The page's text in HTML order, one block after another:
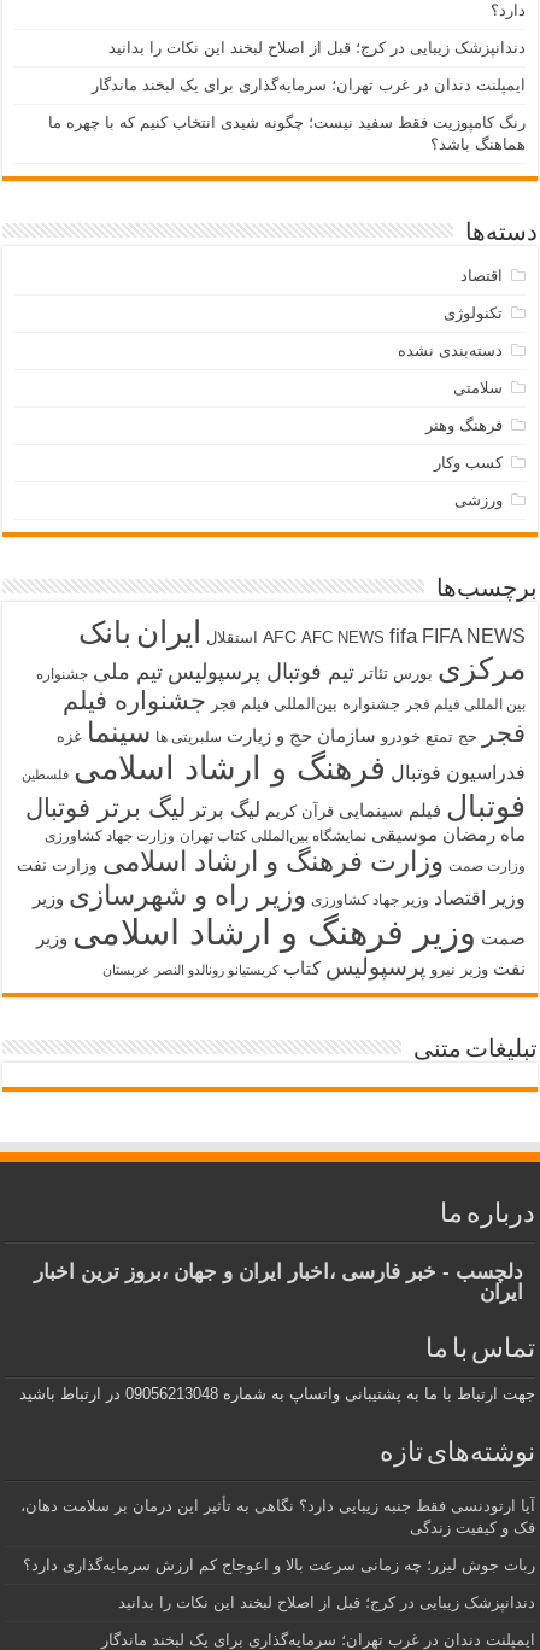
دارد؟
دندانپزشک زیبایی در کرج؛ قبل از اصلاح لبخند این نکات را بدانید
ایمپلنت دندان در غرب تهران؛ سرمایه‌گذاری برای یک لبخند ماندگار
رنگ کامپوزیت فقط سفید نیست؛ چگونه شیدی انتخاب کنیم که با چهره ما
هماهنگ باشد؟
دسته‌ها
اقتصاد
تکنولوژی
دسته‌بندی نشده
سلامتی
فرهنگ وهنر
کسب وکار
ورزشی
برچسب‌ها
AFC AFC NEWS fifa FIFA NEWS استقلال ایران بانک
مرکزی بورس تئاتر تیم فوتبال پرسپولیس تیم ملی جشنواره
بین المللی فیلم فجر جشنواره بین‌المللی فیلم فجر جشنواره فیلم
فجر
حج تمتع خودرو سازمان حج و زیارت سلبریتی ها سینما غزه
فدراسیون فوتبال فرهنگ و ارشاد اسلامی فلسطین
فوتبال فیلم سینمایی قرآن کریم لیگ برتر لیگ برتر فوتبال
ماه رمضان موسیقی نمایشگاه بین‌المللی کتاب تهران وزارت جهاد کشاورزی
وزارت صمت وزارت فرهنگ و ارشاد اسلامی وزارت نفت
وزیر اقتصاد وزیر جهاد کشاورزی وزیر راه و شهرسازی وزیر
صمت وزیر فرهنگ و ارشاد اسلامی وزیر
نفت وزیر نیرو پرسپولیس کتاب کریستیانو رونالدو النصر عربستان
تبلیغات متنی
درباره ما
دلچسب - خبر فارسی ،اخبار ایران و جهان ،بروز ترین اخبار
ایران
تماس با ما
جهت ارتباط با ما به پشتیبانی واتساپ به شماره 09056213048 در ارتباط باشید
نوشته‌های تازه
آیا ارتودنسی فقط جنبه زیبایی دارد؟ نگاهی به تأثیر این درمان بر سلامت دهان،
فک و کیفیت زندگی
ربات جوش لیزر؛ چه زمانی سرعت بالا و اعوجاج کم ارزش سرمایه‌گذاری دارد؟
دندانپزشک زیبایی در کرج؛ قبل از اصلاح لبخند این نکات را بدانید
ایمپلنت دندان در غرب تهران؛ سرمایه‌گذاری برای یک لبخند ماندگار